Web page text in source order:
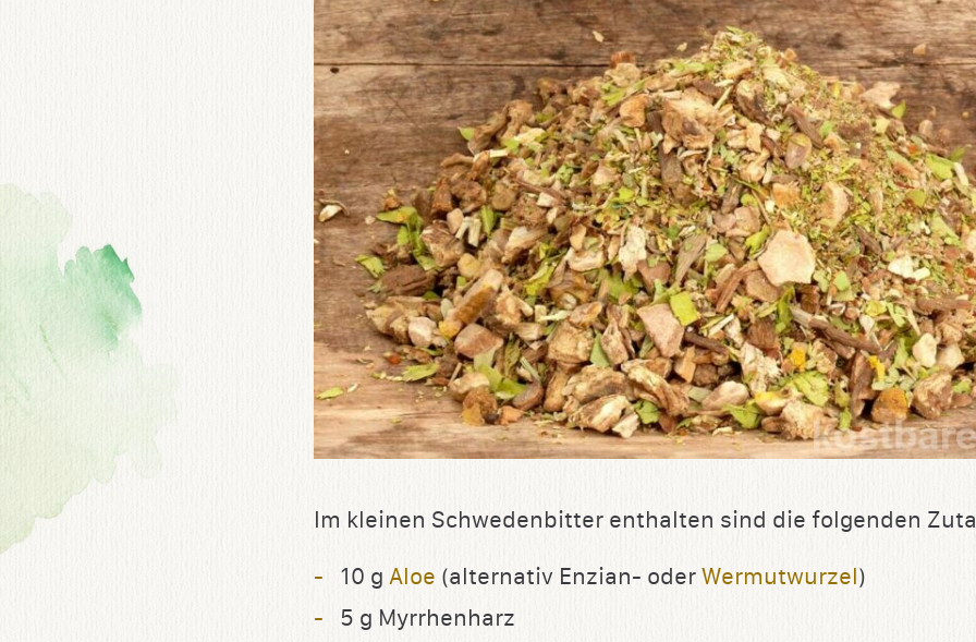
Im kleinen Schwedenbitter enthalten sind die folgenden
10 g Aloe (alternativ Enzian- oder Wermutwurzel)
5 g Myrrhenharz